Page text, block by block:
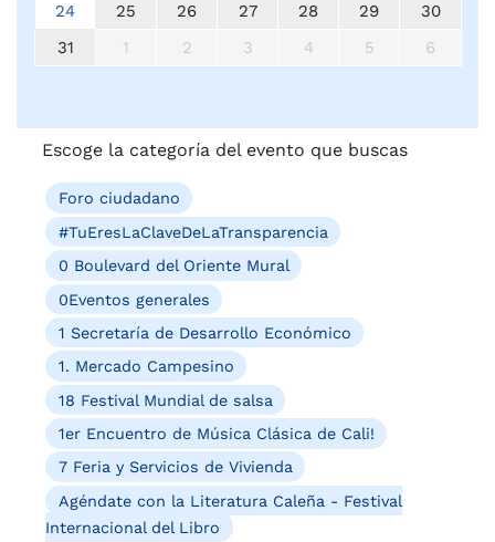
24
25 26 27 28 29
30
31
1 2 3 4 5 6
Escoge la categoría del evento que buscas
Foro ciudadano
#TuEresLaClaveDeLaTransparencia
0 Boulevard del Oriente Mural
0Eventos generales
1 Secretaría de Desarrollo Económico
1. Mercado Campesino
18 Festival Mundial de salsa
1er Encuentro de Música Clásica de Cali!
7 Feria y Servicios de Vivienda
Agéndate con la Literatura Caleña - Festival
Internacional del Libro